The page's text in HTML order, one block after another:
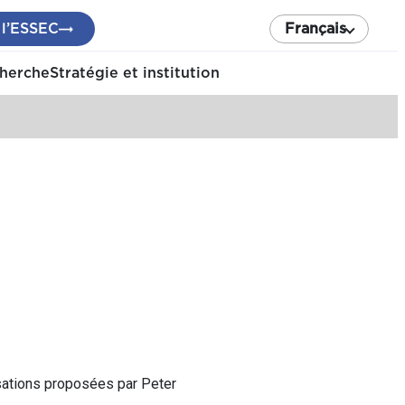
Français
Stratégie et institution
proposées par Peter